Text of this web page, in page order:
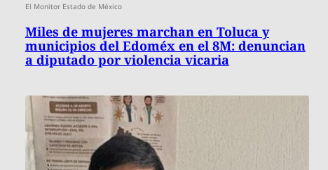
El Monitor Estado de México
Miles de mujeres marchan en Toluca y
municipios del Edoméx en el 8M: denuncian
a diputado por violencia vicaria